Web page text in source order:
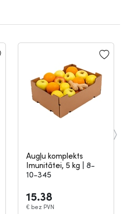
Augļu komplekts
Imunitātei, 5 kg
8-
10-345
15.38
€ bez PVN